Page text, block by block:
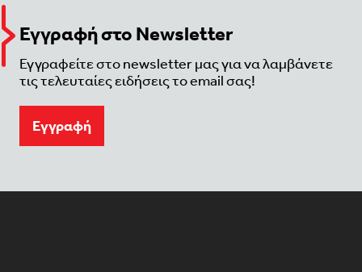
Εγγραφή στο Newsletter
Εγγραφείτε στο newsletter μας για να λαμβάνετε
τις τελευταίες ειδήσεις το email σας!
Eγγραφή